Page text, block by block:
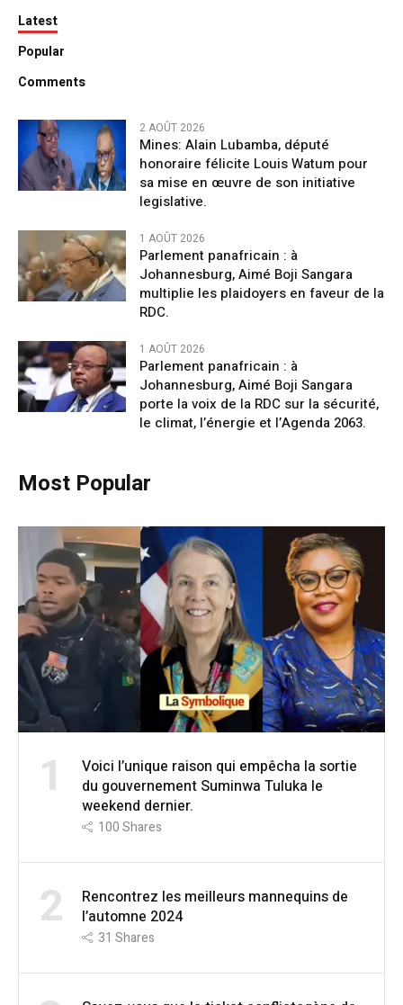
Latest
Popular
Comments
2 AOÛT 2026
Mines: Alain Lubamba, député
honoraire félicite Louis Watum pour
sa mise en œuvre de son initiative
legislative.
1 AOÛT 2026
Parlement panafricain : à
Johannesburg, Aimé Boji Sangara
multiplie les plaidoyers en faveur de la
RDC.
1 AOÛT 2026
Parlement panafricain : à
Johannesburg, Aimé Boji Sangara
porte la voix de la RDC sur la sécurité,
le climat, l’énergie et l’Agenda 2063.
Most Popular
1
Voici l’unique raison qui empêcha la sortie
du gouvernement Suminwa Tuluka le
weekend dernier.
100Shares
2
Rencontrez les meilleurs mannequins de
l’automne 2024
31 Shares